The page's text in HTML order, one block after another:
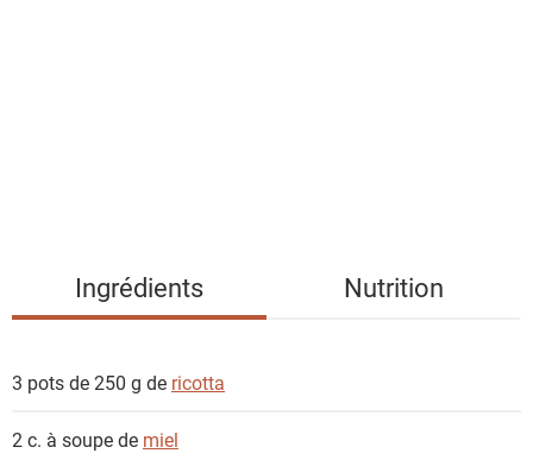
i
Ingrédients Nutrition
3 pots de 250 g de ricotta
2 c. à soupe de miel